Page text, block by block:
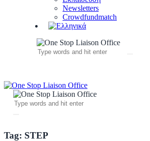
Newsletters
Crowdfundmatch
Tag: STEP